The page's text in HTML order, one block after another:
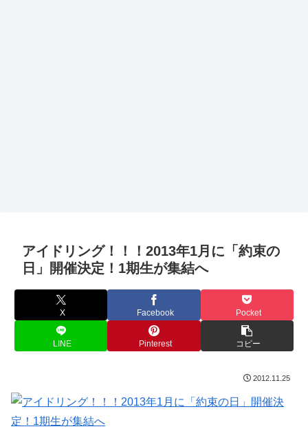
アイドリング！！！2013年1月に「約束の
日」開催決定！1期生が集結へ
X Facebook Pocket
LINE Pinterest コピー
2012.11.25